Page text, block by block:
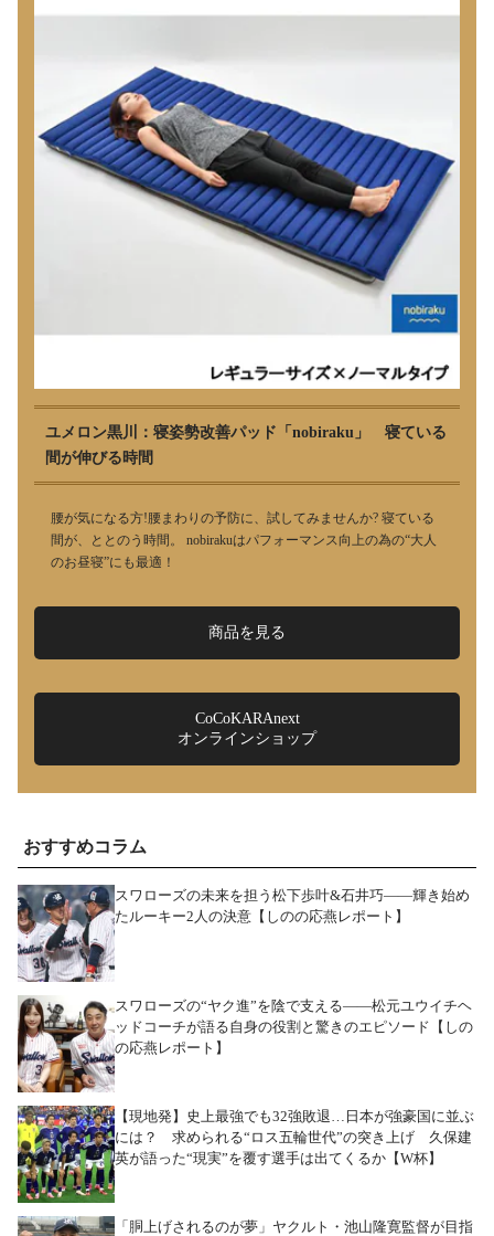
ユメロン黒川：寝姿勢改善パッド「nobiraku」 寝ている
間が伸びる時間
腰が気になる方!腰まわりの予防に、試してみませんか? 寝ている
間が、ととのう時間。 nobirakuはパフォーマンス向上の為の“大人
のお昼寝”にも最適！
商品を見る
CoCoKARAnext
オンラインショップ
おすすめコラム
スワローズの未来を担う松下歩叶&石井巧――輝き始め
たルーキー2人の決意【しのの応燕レポート】
スワローズの“ヤク進”を陰で支える――松元ユウイチヘ
ッドコーチが語る自身の役割と驚きのエピソード【しの
の応燕レポート】
【現地発】史上最強でも32強敗退…日本が強豪国に並ぶ
には？ 求められる“ロス五輪世代”の突き上げ 久保建
英が語った“現実”を覆す選手は出てくるか【W杯】
「胴上げされるのが夢」ヤクルト・池山隆寛監督が目指